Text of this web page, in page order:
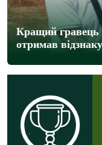
Кращий гравець
отримав